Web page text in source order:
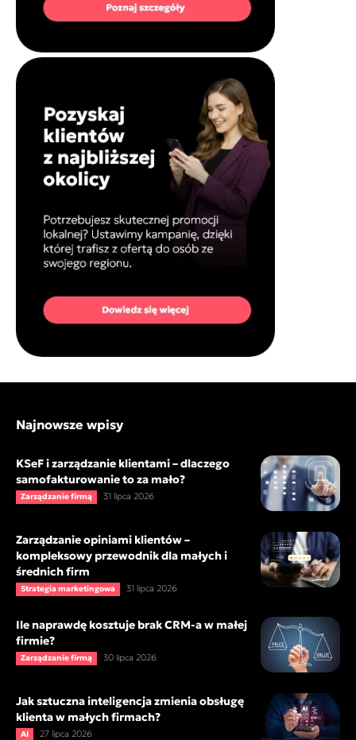
Najnowsze wpisy
KSeF i zarządzanie klientami – dlaczego
samofakturowanie to za mało?
Zarządzanie firmą 31 lipca 2026
Zarządzanie opiniami klientów –
kompleksowy przewodnik dla małych i
średnich firm
Strategia marketingowa 31 lipca 2026
Ile naprawdę kosztuje brak CRM-a w małej
firmie?
Zarządzanie firmą 30 lipca 2026
Jak sztuczna inteligencja zmienia obsługę
klienta w małych firmach?
AI 27 lipca 2026